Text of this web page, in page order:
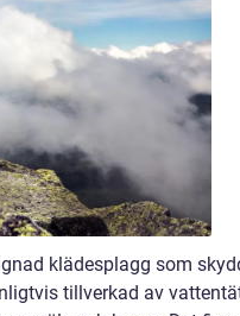
klädesplagg som
tillverkad av